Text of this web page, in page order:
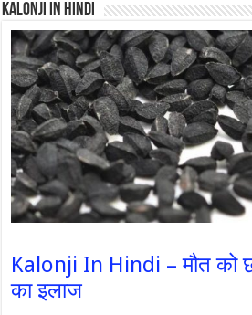
Kalonji In Hindi
Kalonji In Hindi – मौत को
का इलाज